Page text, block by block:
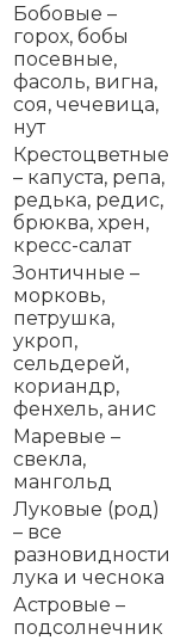
Бобовые –
горох, бобы
посевные,
фасоль, вигна,
соя, чечевица,
нут
Крестоцветные
– капуста, репа,
редька, редис,
брюква, хрен,
кресс-салат
Зонтичные –
морковь,
петрушка,
укроп,
сельдерей,
кориандр,
фенхель, анис
Маревые –
свекла,
мангольд
Луковые (род)
– все
разновидности
лука и чеснока
Астровые –
подсолнечник